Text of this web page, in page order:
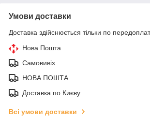
Умови доставки
Доставка здійснюється тільки по
Нова Пошта
Самовивіз
НОВА ПОШТА
Доставка по Києву
Всі умови доставки